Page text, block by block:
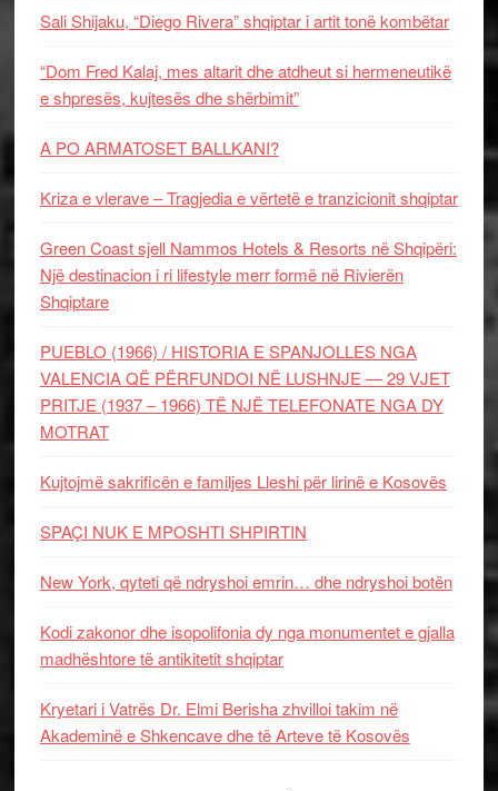
Sali Shijaku, “Diego Rivera” shqiptar i artit tonë kombëtar
“Dom Fred Kalaj, mes altarit dhe atdheut si hermeneutikë
e shpresës, kujtesës dhe shërbimit”
A PO ARMATOSET BALLKANI?
Kriza e vlerave – Tragjedia e vërtetë e tranzicionit shqiptar
Green Coast sjell Nammos Hotels & Resorts në Shqipëri:
Një destinacion i ri lifestyle merr formë në Rivierën
Shqiptare
PUEBLO (1966) / HISTORIA E SPANJOLLES NGA
VALENCIA QË PËRFUNDOI NË LUSHNJE — 29 VJET
PRITJE (1937 – 1966) TË NJË TELEFONATE NGA DY
MOTRAT
Kujtojmë sakrificën e familjes Lleshi për lirinë e Kosovës
SPAÇI NUK E MPOSHTI SHPIRTIN
New York, qyteti që ndryshoi emrin… dhe ndryshoi botën
Kodi zakonor dhe isopolifonia dy nga monumentet e gjalla
madhështore të antikitetit shqiptar
Kryetari i Vatrës Dr. Elmi Berisha zhvilloi takim në
Akademinë e Shkencave dhe të Arteve të Kosovës